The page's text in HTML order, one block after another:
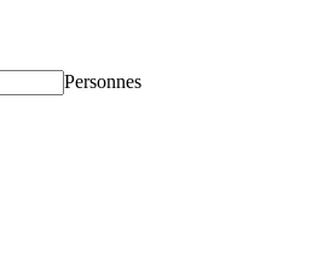
Personnes